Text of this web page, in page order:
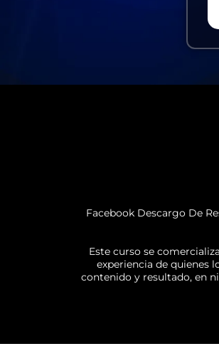
Facebook Descargo De
Este curso se
experiencia de quienes
contenido y resultado, en